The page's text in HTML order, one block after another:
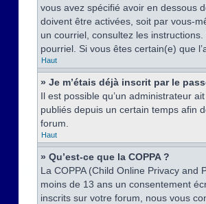
vous avez spécifié avoir en dessous
doivent être activées, soit par vous-
un courriel, consultez les
pourriel. Si vous êtes certain(e) que
Haut
» Je m’étais déjà inscrit par le
Il est possible qu’un administrateur
publiés depuis un certain temps afin
forum.
Haut
» Qu’est-ce que la COPPA ?
La COPPA (Child Online Privacy
moins de 13 ans un consentement
inscrits sur votre forum, nous vous